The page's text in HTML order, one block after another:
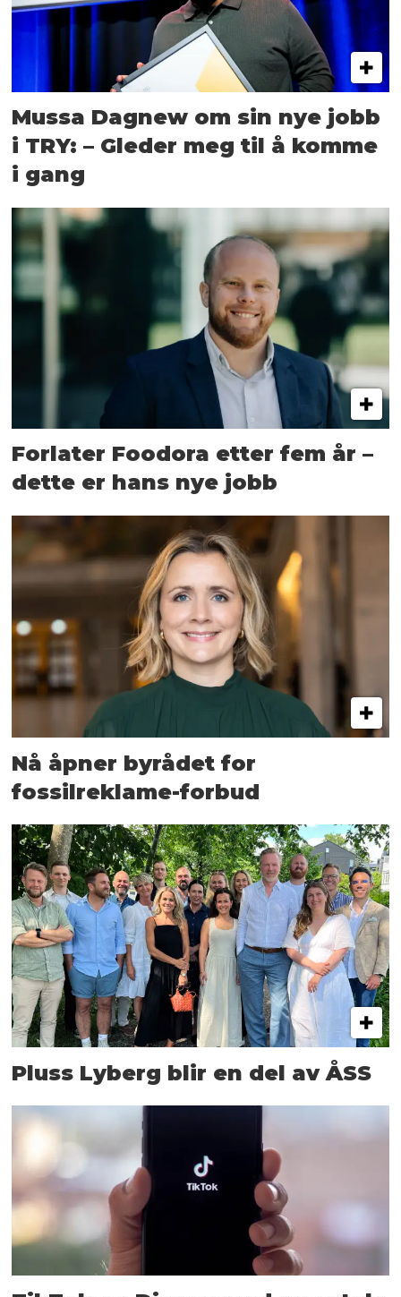
Mussa Dagnew om sin nye jobb
i TRY: – Gleder meg til å komme
i gang
Forlater Foodora etter fem år –
dette er hans nye jobb
Nå åpner byrådet for
fossilreklame-forbud
Pluss Lyberg blir en del av ÅSS